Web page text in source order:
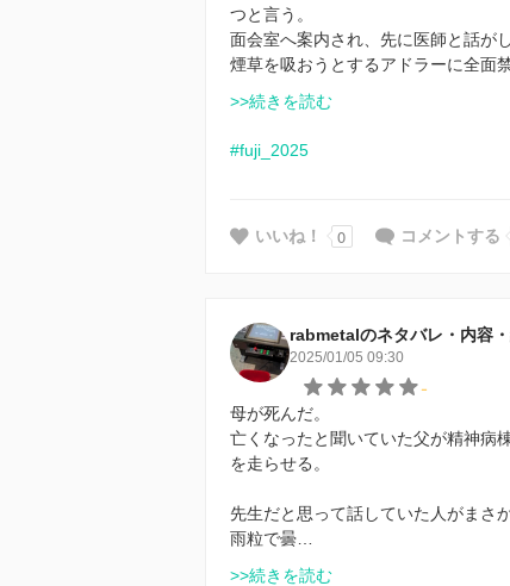
つと言う。
面会室へ案内され、先に医師と話が
煙草を吸おうとするアドラーに全面
>>続きを読む
#fuji_2025
いいね！ 0 コメントする
rabmetalのネタバレ・内容
2025/01/05 09:30
-
母が死んだ。
亡くなったと聞いていた父が精神病
を走らせる。
先生だと思って話していた人がまさ
雨粒で曇…
>>続きを読む